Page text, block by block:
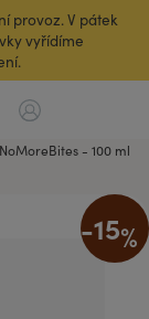
provoz. V pátek
vyřídíme
- 100 ml
-15%